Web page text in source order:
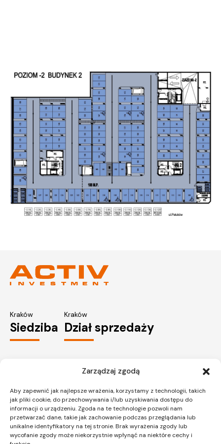
Zarządzaj zgodą
Aby zapewnić jak najlepsze wrażenia, korzystamy z technologii, takich
jak pliki cookie, do przechowywania i/lub uzyskiwania dostępu do
informacji o urządzeniu. Zgoda na te technologie pozwoli nam
przetwarzać dane, takie jak zachowanie podczas przeglądania lub
unikalne identyfikatory na tej stronie. Brak wyrażenia zgody lub
wycofanie zgody może niekorzystnie wpłynąć na niektóre cechy i
Kraków
Siedziba
Kraków
Dział sprzedaży
30-349 Kraków
Gliwice
Dział sprzedaży
Katowice
Dział sprzedaży